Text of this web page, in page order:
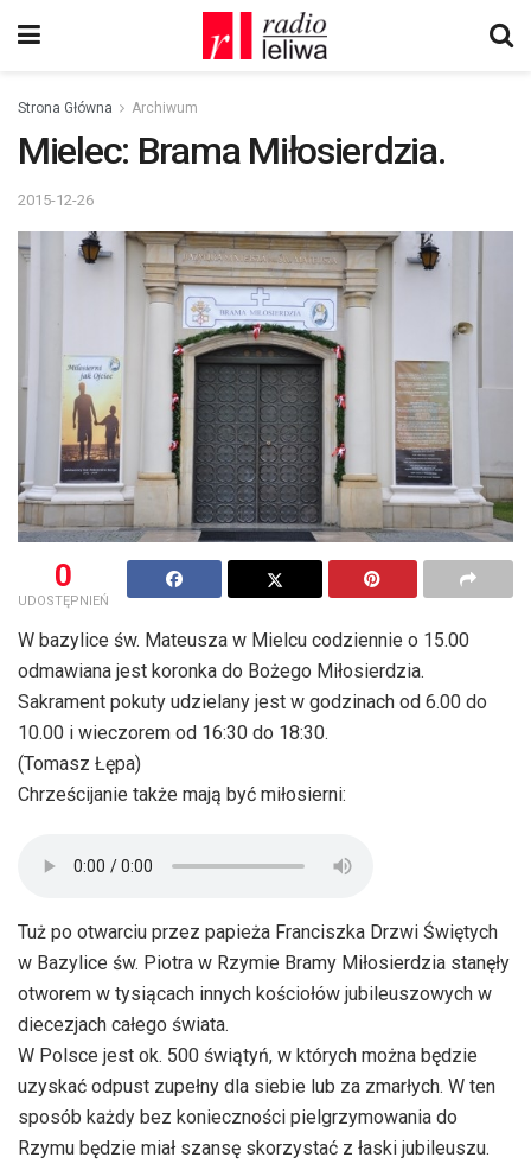
Strona Główna Archiwum
Mielec: Brama Miłosierdzia.
2015-12-26
0
UDOSTĘPNIEŃ
W bazylice św. Mateusza w Mielcu codziennie o 15.00
odmawiana jest koronka do Bożego Miłosierdzia.
Sakrament pokuty udzielany jest w godzinach od 6.00 do
10.00 i wieczorem od 16:30 do 18:30.
(Tomasz Łępa)
Chrześcijanie także mają być miłosierni:
Tuż po otwarciu przez papieża Franciszka Drzwi Świętych
w Bazylice św. Piotra w Rzymie Bramy Miłosierdzia stanęły
otworem w tysiącach innych kościołów jubileuszowych w
diecezjach całego świata.
W Polsce jest ok. 500 świątyń, w których można będzie
uzyskać odpust zupełny dla siebie lub za zmarłych. W ten
sposób każdy bez konieczności pielgrzymowania do
Rzymu będzie miał szansę skorzystać z łaski jubileuszu.